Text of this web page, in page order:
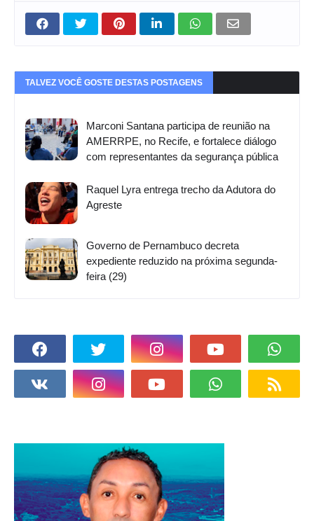
TALVEZ VOCÊ GOSTE DESTAS POSTAGENS
Marconi Santana participa de reunião na
AMERRPE, no Recife, e fortalece diálogo
com representantes da segurança pública
Raquel Lyra entrega trecho da Adutora do
Agreste
Governo de Pernambuco decreta
expediente reduzido na próxima segunda-
feira (29)